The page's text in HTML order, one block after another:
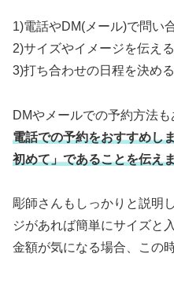
1)電話やDM(メール)で問い
2)サイズやイメージを伝える
3)打ち合わせの日程を決める
DMやメールでの予約方法も
電話での予約をおすすめし
初めて」であることを伝え
彫師さんもしっかりと説明
ジがあれば簡単にサイズと
金額が気になる場合、この